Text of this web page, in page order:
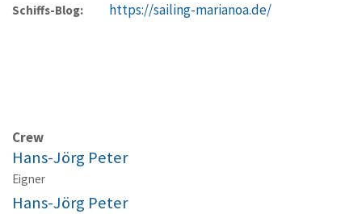
Schiffs-Blog: https://sailing-marianoa.de/
Crew
Hans-Jörg Peter
Eigner
Hans-Jörg Peter